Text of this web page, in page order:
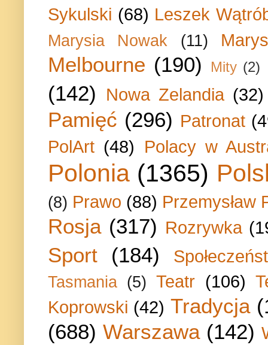
Sykulski (68) Leszek
Marysia Nowak (11)
Melbourne (190) Mity (2)
(142) Nowa Zelandia (32)
Pamięć (296) Patronat
PolArt (48) Polacy w
Polonia (1365)
(8) Prawo (88) Przemysław
Rosja (317) Rozrywka
Sport (184)
Tasmania (5) Teatr (106)
Koprowski (42) Tradycja
(688) Warszawa (142)